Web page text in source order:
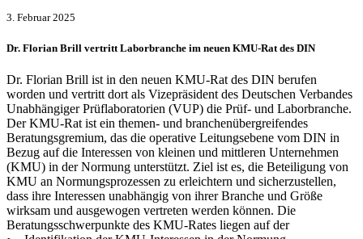
3. Februar 2025
Dr. Florian Brill vertritt Laborbranche im neuen KMU-Rat des DIN
Dr. Florian Brill ist in den neuen KMU-Rat des DIN berufen
worden und vertritt dort als Vizepräsident des Deutschen Verbandes
Unabhängiger Prüflaboratorien (VUP) die Prüf- und Laborbranche.
Der KMU-Rat ist ein themen- und branchenübergreifendes
Beratungsgremium, das die operative Leitungsebene vom DIN in
Bezug auf die Interessen von kleinen und mittleren Unternehmen
(KMU) in der Normung unterstützt. Ziel ist es, die Beteiligung von
KMU an Normungsprozessen zu erleichtern und sicherzustellen,
dass ihre Interessen unabhängig von ihrer Branche und Größe
wirksam und ausgewogen vertreten werden können. Die
Beratungsschwerpunkte des KMU-Rates liegen auf der